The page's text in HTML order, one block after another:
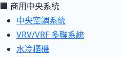
🏢 商用中央系統
中央空調系統
VRV/VRF 多聯系統
水冷櫃機